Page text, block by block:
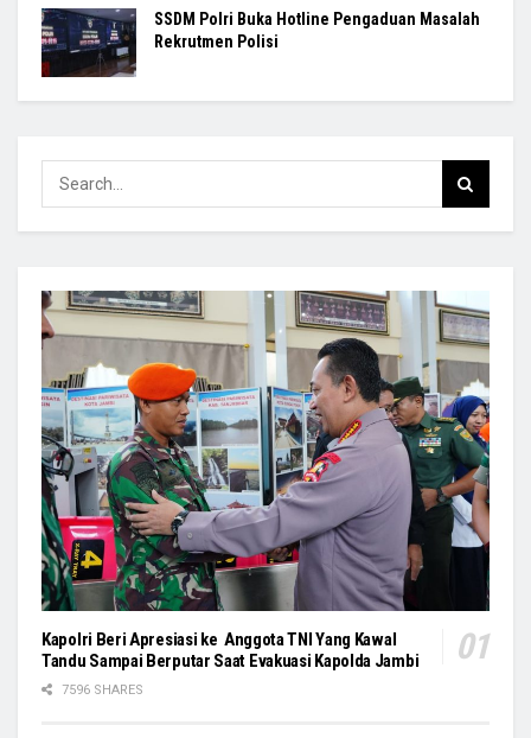
SSDM Polri Buka Hotline Pengaduan Masalah
Rekrutmen Polisi
Kapolri Beri Apresiasi ke Anggota TNI Yang Kawal
Tandu Sampai Berputar Saat Evakuasi Kapolda Jambi
7596 SHARES